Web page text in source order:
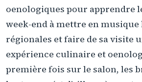
oenologiques pour apprendre
week-end à mettre en musique
régionales et faire de sa visite
expérience culinaire et
première fois sur le salon, les